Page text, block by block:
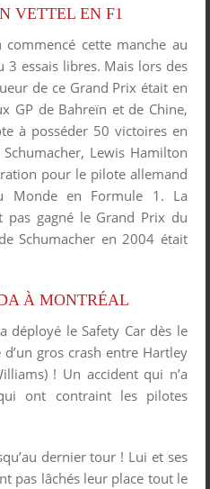
VETTEL EN F1
cette manche au
3 essais libres. Mais lors des
de ce Grand Prix était en
GP de Bahreïn et de Chine,
à posséder 50 victoires en
Lewis Hamilton
pour le pilote allemand
Monde en Formule 1. La
pas gagné le Grand Prix du
Schumacher en 2004 était
À MONTRÉAL
déployé le Safety Car dès le
gros crash entre Hartley
! Un accident qui n’a
ont contraint les pilotes
dernier tour ! Lui et ses
pas lâchés leur place tout le